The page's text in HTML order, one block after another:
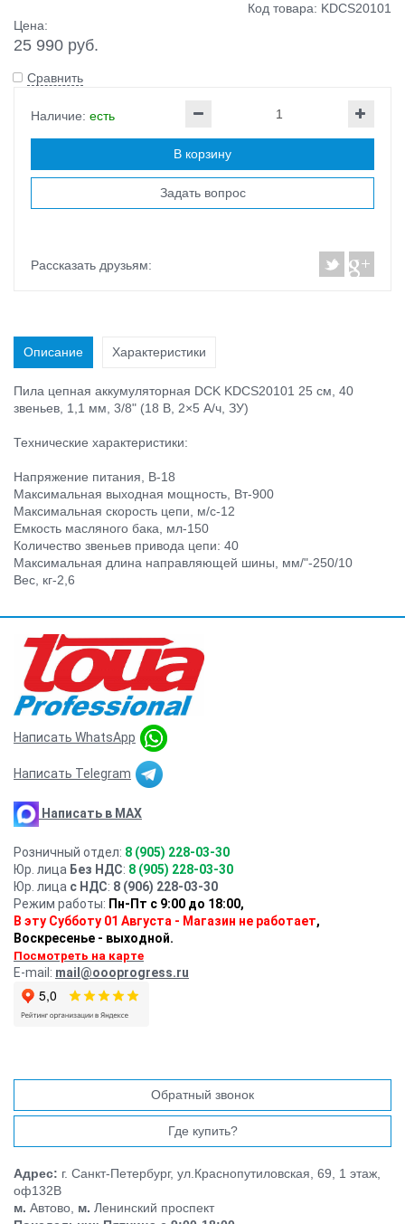
Код товара: KDCS20101
Цена:
25 990 руб.
Сравнить
Наличие: есть
В корзину
Задать вопрос
Рассказать друзьям:
Описание Характеристики
Пила цепная аккумуляторная DCK KDCS20101 25 см, 40
звеньев, 1,1 мм, 3/8" (18 В, 2×5 А/ч, ЗУ)
Технические характеристики:
Напряжение питания, В-18
Максимальная выходная мощность, Вт-900
Максимальная скорость цепи, м/с-12
Емкость масляного бака, мл-150
Количество звеньев привода цепи: 40
Максимальная длина направляющей шины, мм/"-250/10
Вес, кг-2,6
Написать WhatsApp
Написать Telegram
Написать в MAX
Розничный отдел: 8 (905) 228-03-30
Юр. лица Без НДС: 8 (905) 228-03-30
Юр. лица с НДС: 8 (906) 228-03-30
Режим работы: Пн-Пт с 9:00 до 18:00,
В эту Субботу 01 Августа - Магазин не работает,
Воскресенье - выходной.
Посмотреть на карте
E-mail: mail@oooprogress.ru
Обратный звонок
Где купить?
Адрес: г. Санкт-Петербург, ул.Краснопутиловская, 69, 1 этаж,
оф132В
м. Автово, м. Ленинский проспект